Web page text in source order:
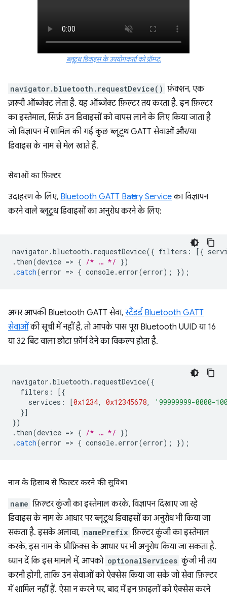
ब्लूटूथ डिवाइस के उपयोगकर्ता को प्रॉम्प्ट.
navigator.bluetooth.requestDevice() फ़ंक्शन, एक
ज़रूरी ऑब्जेक्ट लेता है. यह ऑब्जेक्ट फ़िल्टर तय करता है. इन फ़िल्टर
का इस्तेमाल, सिर्फ़ उन डिवाइसों को वापस लाने के लिए किया जाता है
जो विज्ञापन में शामिल की गई कुछ ब्लूटूथ GATT सेवाओं और/या
डिवाइस के नाम से मेल खाते हैं.
सेवाओं का फ़िल्टर
उदाहरण के लिए, Bluetooth GATT Battery Serviceका विज्ञापन
करने वाले ब्लूटूथ डिवाइसों का अनुरोध करने के लिए:
navigator .bluetooth . requestDevice({ filters : [{
. then(device => { /* … */ })
.catch(error => { console. error(error); });
अगर आपकी Bluetooth GATT सेवा, स्टैंडर्ड Bluetooth GATT
सेवाओंकी सूची में नहीं है, तो आपके पास पूरा Bluetooth UUID या 16
या 32 बिट वाला छोटा फ़ॉर्म देने का विकल्प होता है.
navigator .bluetooth . requestDevice({
filters :
[{
services : [0x1234, 0x12345678,
'99999999-0000-
}]
})
. then(device => { /* … */ })
.catch(error => { console. error(error); });
नाम के हिसाब से फ़िल्टर करने की सुविधा
name फ़िल्टर कुंजी का इस्तेमाल करके, विज्ञापन दिखाए जा रहे
डिवाइस के नाम के आधार पर ब्लूटूथ डिवाइसों का अनुरोध भी किया जा
सकता है. इसके अलावा, namePrefix फ़िल्टर कुंजी का इस्तेमाल
करके, इस नाम के प्रीफ़िक्स के आधार पर भी अनुरोध किया जा सकता है.
ध्यान दें कि इस मामले में, आपको optionalServices कुंजी भी तय
करनी होगी, ताकि उन सेवाओं को ऐक्सेस किया जा सके जो सेवा फ़िल्टर
में शामिल नहीं हैं. ऐसा न करने पर, बाद में इन फ़ाइलों को ऐक्सेस करने